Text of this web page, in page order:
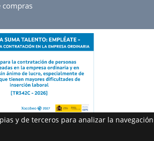
compras
y de terceros para analizar la